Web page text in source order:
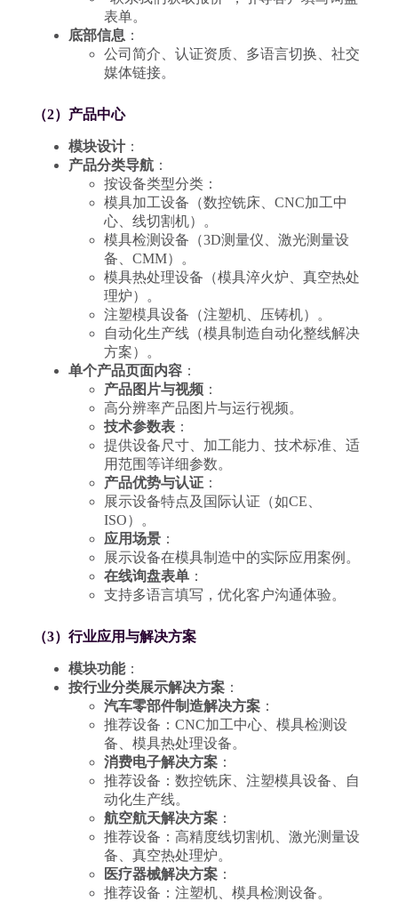
表单。
底部信息 ：
公司简介、认证资质、多语言切换、社交
媒体链接。
（2）产品中心
模块设计：
产品分类导航：
按设备类型分类：
模具加工设备（数控铣床、CNC加工中
心、线切割机）。
模具检测设备（3D测量仪、激光测量设
备、CMM）。
模具热处理设备（模具淬火炉、真空热处
理炉）。
注塑模具设备（注塑机、压铸机）。
自动化生产线（模具制造自动化整线解决
方案）。
单个产品页面内容：
产品图片与视频：
高分辨率产品图片与运行视频。
技术参数表：
提供设备尺寸、加工能力、技术标准、适
用范围等详细参数。
产品优势与认证：
展示设备特点及国际认证（如CE、
ISO）。
应用场景：
展示设备在模具制造中的实际应用案例。
在线询盘表单：
支持多语言填写，优化客户沟通体验。
（3）行业应用与解决方案
模块功能：
按行业分类展示解决方案：
汽车零部件制造解决方案：
推荐设备：CNC加工中心、模具检测设
备、模具热处理设备。
消费电子解决方案：
推荐设备：数控铣床、注塑模具设备、自
动化生产线。
航空航天解决方案：
推荐设备：高精度线切割机、激光测量设
备、真空热处理炉。
医疗器械解决方案：
推荐设备：注塑机、模具检测设备。